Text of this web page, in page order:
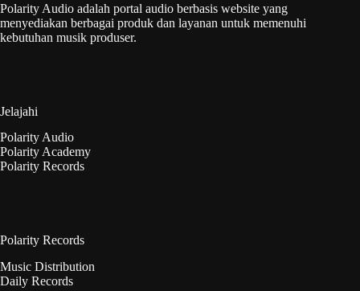
Polarity Audio adalah portal audio berbasis website yang
menyediakan berbagai produk dan layanan untuk memenuhi
kebutuhan musik produser.
Jelajahi
Polarity Audio
Polarity Academy
Polarity Records
Polarity Records
Music Distribution
Daily Records